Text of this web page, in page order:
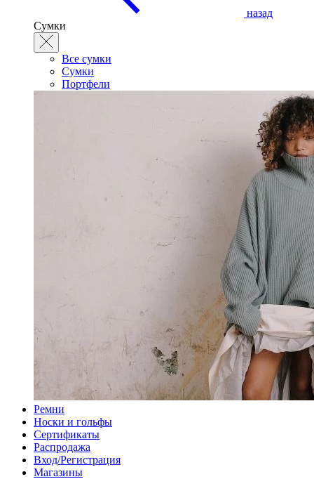
назад
Сумки
Все сумки
Сумки
Портфели
Ремни
Носки и гольфы
Сертификаты
Распродажа
Вход/Регистрация
Магазины